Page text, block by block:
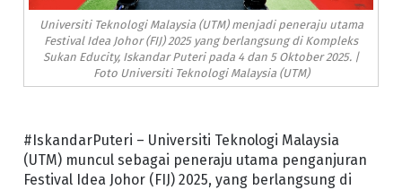
Universiti Teknologi Malaysia (UTM) menjadi peneraju utama
Festival Idea Johor (FIJ) 2025 yang berlangsung di Kompleks
Sukan Educity, Iskandar Puteri pada 4 dan 5 Oktober 2025. |
Foto Universiti Teknologi Malaysia (UTM)
#IskandarPuteri – Universiti Teknologi Malaysia
(UTM) muncul sebagai peneraju utama penganjuran
Festival Idea Johor (FIJ) 2025, yang berlangsung di